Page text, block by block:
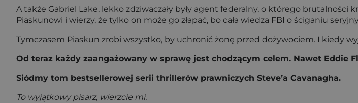
A także Gabriel Lake, lekko zdziwaczały były agent federalny, o którego
Piaskunowi i wierzy, że tylko on może go złapać, bo cała wiedza FBI o ściganiu
Tymczasem Piaskun zrobi wszystko, by uchronić żonę przed dożywociem. I kiedy
Od teraz każdy zaangażowany w sprawę jest chodzącym celem. Nawet Eddie
Siódmy tom bestsellerowej serii thrillerów prawniczych Steve’a Cavanagha.
To wyjątkowy pisarz, wierzcie mi.